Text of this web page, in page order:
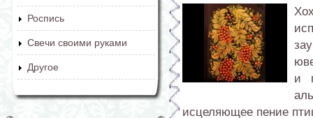
Роспись
Свечи своими руками
Другое
и
исцеляющее пение